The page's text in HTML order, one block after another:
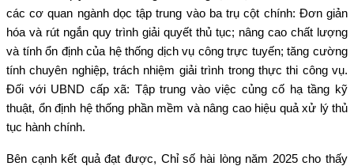
các cơ quan ngành dọc tập trung vào ba trụ cột chính: Đơn giản
hóa và rút ngắn quy trình giải quyết thủ tục; nâng cao chất lượng
và tính ổn định của hệ thống dịch vụ công trực tuyến; tăng cường
tính chuyên nghiệp, trách nhiệm giải trình trong thực thi công vụ.
Đối với UBND cấp xã: Tập trung vào việc củng cố hạ tầng kỹ
thuật, ổn định hệ thống phần mềm và nâng cao hiệu quả xử lý thủ
tục hành chính.
Bên cạnh kết quả đạt được, Chỉ số hài lòng năm 2025 cho thấy